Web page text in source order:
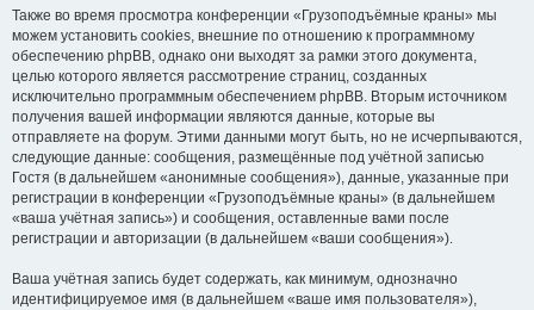
Также во время просмотра конференции «Грузоподъёмные краны» мы
можем установить cookies, внешние по отношению к программному
обеспечению phpBB, однако они выходят за рамки этого документа,
целью которого является рассмотрение страниц, созданных
исключительно программным обеспечением phpBB. Вторым источником
получения вашей информации являются данные, которые вы
отправляете на форум. Этими данными могут быть, но не исчерпываются,
следующие данные: сообщения, размещённые под учётной записью
Гостя (в дальнейшем «анонимные сообщения»), данные, указанные при
регистрации в конференции «Грузоподъёмные краны» (в дальнейшем
«ваша учётная запись») и сообщения, оставленные вами после
регистрации и авторизации (в дальнейшем «ваши сообщения»).
Ваша учётная запись будет содержать, как минимум, однозначно
идентифицируемое имя (в дальнейшем «ваше имя пользователя»),